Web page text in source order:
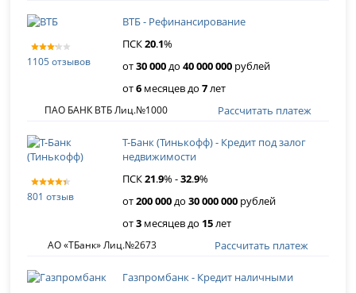
1105 отзывов
ВТБ - Рефинансирование
ПСК20.1%
от30 000до40 000 000 рублей
от6 месяцев до7лет
ПАО БАНК ВТБ Лиц.№1000 Рассчитать платеж
801 отзыв
Т-Банк (Тинькофф) - Кредит под залог
недвижимости
ПСК21.9% -32.9%
от200 000до30 000 000 рублей
от3 месяцев до 15лет
АО «ТБанк» Лиц.№2673 Рассчитать платеж
Газпромбанк - Кредит наличными